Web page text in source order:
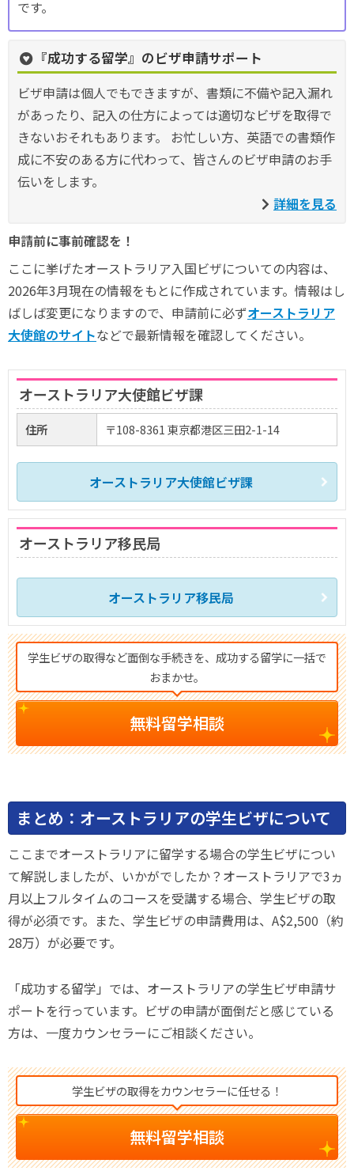
です。
『成功する留学』のビザ申請サポート
ビザ申請は個人でもできますが、書類に不備や記入漏れ
があったり、記入の仕方によっては適切なビザを取得で
きないおそれもあります。 お忙しい方、英語での書類作
成に不安のある方に代わって、皆さんのビザ申請のお手
伝いをします。
詳細を見る
申請前に事前確認を！
ここに挙げたオーストラリア入国ビザについての内容は、
2026年3月現在の情報をもとに作成されています。情報はし
ばしば変更になりますので、申請前に必ずオーストラリア
大使館のサイトなどで最新情報を確認してください。
オーストラリア大使館ビザ課
住所 〒108-8361 東京都港区三田2-1-14
オーストラリア大使館ビザ課
オーストラリア移民局
オーストラリア移民局
学生ビザの取得など面倒な手続きを、成功する留学に一括で
おまかせ。
無料留学相談
まとめ：オーストラリアの学生ビザについて
ここまでオーストラリアに留学する場合の学生ビザについ
て解説しましたが、いかがでしたか？オーストラリアで3ヵ
月以上フルタイムのコースを受講する場合、学生ビザの取
得が必須です。また、学生ビザの申請費用は、A$2,500（約
28万）が必要です。
「成功する留学」では、オーストラリアの学生ビザ申請サ
ポートを行っています。ビザの申請が面倒だと感じている
方は、一度カウンセラーにご相談ください。
学生ビザの取得をカウンセラーに任せる！
無料留学相談